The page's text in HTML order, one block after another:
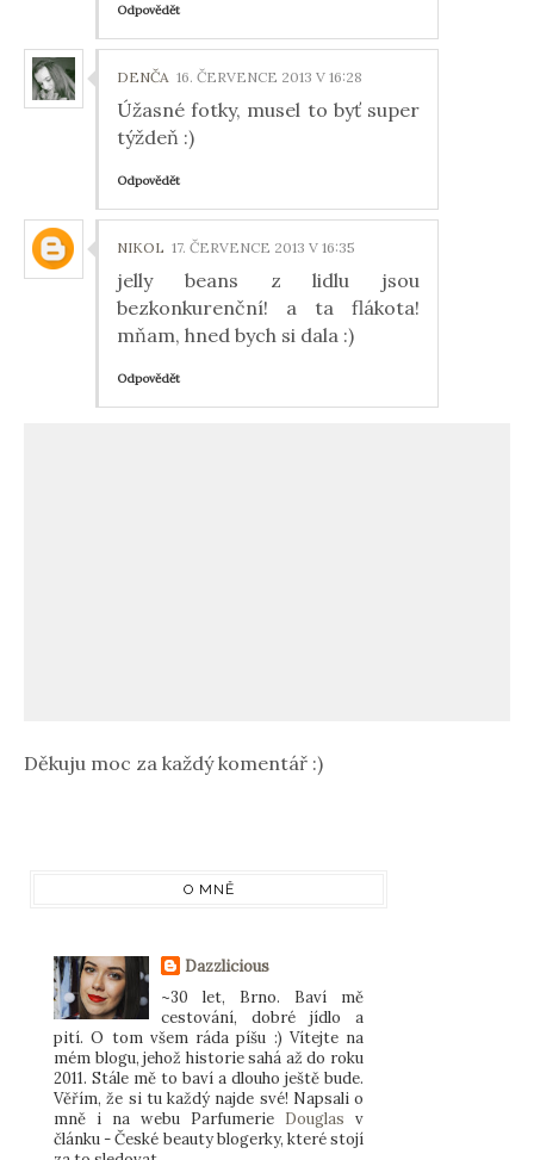
Odpovědět
DENČA 16. ČERVENCE 2013 V 16:28
Úžasné fotky, musel to byť super
týždeň :)
Odpovědět
NIKOL 17. ČERVENCE 2013 V 16:35
jelly beans z lidlu jsou
bezkonkurenční! a ta flákota!
mňam, hned bych si dala :)
Odpovědět
Děkuju moc za každý komentář :)
O MNĚ
Dazzlicious
~30 let, Brno. Baví mě
cestování, dobré jídlo a
pití. O tom všem ráda píšu :) Vítejte na
mém blogu, jehož historie sahá až do roku
2011. Stále mě to baví a dlouho ještě bude.
Věřím, že si tu každý najde své! Napsali o
mně i na webu Parfumerie Douglas v
článku - České beauty blogerky, které stojí